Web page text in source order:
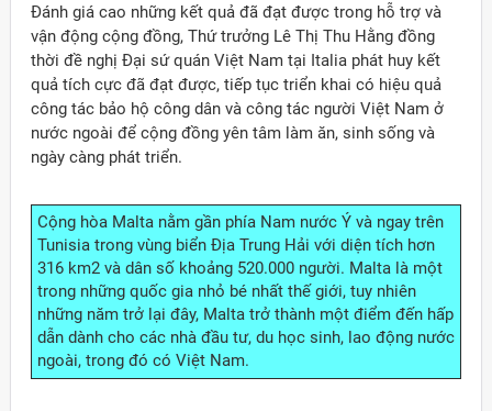
Đánh giá cao những kết quả đã đạt được trong hỗ trợ và
vận động cộng đồng, Thứ trưởng Lê Thị Thu Hằng đồng
thời đề nghị Đại sứ quán Việt Nam tại Italia phát huy kết
quả tích cực đã đạt được, tiếp tục triển khai có hiệu quả
công tác bảo hộ công dân và công tác người Việt Nam ở
nước ngoài để cộng đồng yên tâm làm ăn, sinh sống và
ngày càng phát triển.
Cộng hòa Malta nằm gần phía Nam nước Ý và ngay trên
Tunisia trong vùng biển Địa Trung Hải với diện tích hơn
316 km2 và dân số khoảng 520.000 người. Malta là một
trong những quốc gia nhỏ bé nhất thế giới, tuy nhiên
những năm trở lại đây, Malta trở thành một điểm đến hấp
dẫn dành cho các nhà đầu tư, du học sinh, lao động nước
ngoài, trong đó có Việt Nam.